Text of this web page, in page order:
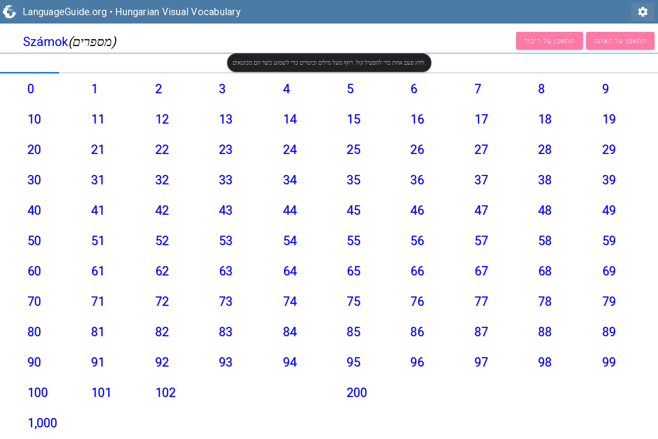
LanguageGuide.org • Hungarian Visual Vocabulary settings
Számok (מספרים) התאמן על דיבור התאמן על האזנה
לחץ פעם אחת כדי להפעיל קול. רחף מעל מילים וביטויים כדי לשמוע כיצד הם מבוטאים.
0 1 2 3 4 5 6 7 8 9
10 11 12 13 14 15 16 17 18 19
20 21 22 23 24 25 26 27 28 29
30 31 32 33 34 35 36 37 38 39
40 41 42 43 44 45 46 47 48 49
50 51 52 53 54 55 56 57 58 59
60 61 62 63 64 65 66 67 68 69
70 71 72 73 74 75 76 77 78 79
80 81 82 83 84 85 86 87 88 89
90 91 92 93 94 95 96 97 98 99
100 101 102 200
1,000